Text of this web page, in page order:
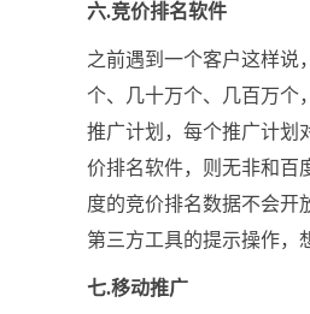
六.竞价排名软件
之前遇到一个客户这样说
个、几十万个、几百万个
推广计划，每个推广计划
价排名软件，则无非和百
度的竞价排名数据不会开
第三方工具的提示操作，
七.移动推广